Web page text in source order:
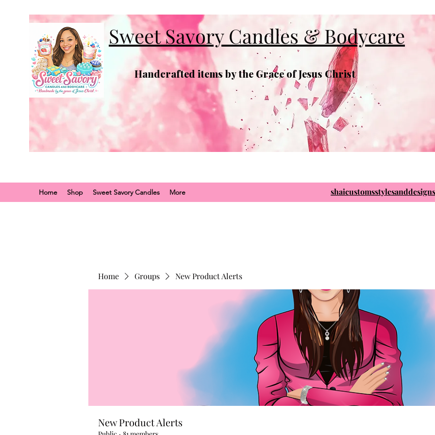
Sweet Savory Candles & Bodycare
Handcrafted items by the Grace of Jesus Christ
Home Shop Sweet Savory Candles More
Home Groups New Product Alerts
New Product Alerts